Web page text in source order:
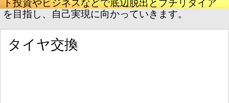
ト投資やビジネスなどで底辺脱出とプチリタイア
を目指し、自己実現に向かっていきます。
タイヤ交換